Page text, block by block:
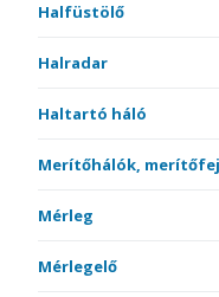
Halfüstölő
Halradar
Haltartó háló
Merítőhálók,
Mérleg
Mérlegelő